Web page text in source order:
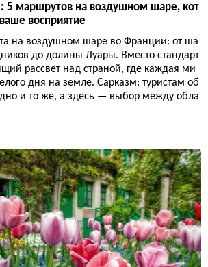
5 маршрутов на воздушном шаре, кот
восприятие
на воздушном шаре во Франции: от ша
до долины Луары. Вместо стандарт
рассвет над страной, где каждая ми
дня на земле. Сарказм: туристам об
и то же, а здесь — выбор между обла